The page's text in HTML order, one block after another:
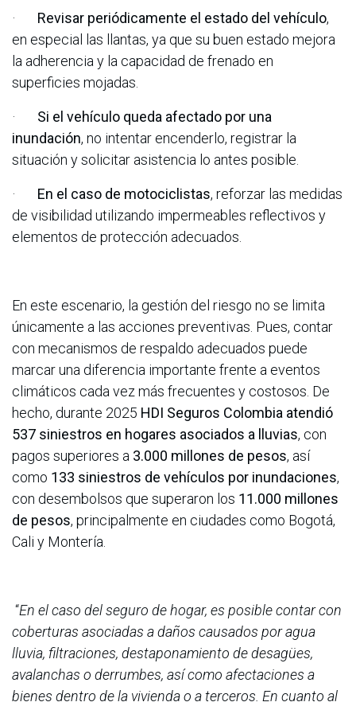
· Revisar periódicamente el estado del vehículo,
en especial las llantas, ya que su buen estado mejora
la adherencia y la capacidad de frenado en
superficies mojadas.
· Si el vehículo queda afectado por una
inundación, no intentar encenderlo, registrar la
situación y solicitar asistencia lo antes posible.
· En el caso de motociclistas, reforzar las medidas
de visibilidad utilizando impermeables reflectivos y
elementos de protección adecuados.
En este escenario, la gestión del riesgo no se limita
únicamente a las acciones preventivas. Pues, contar
con mecanismos de respaldo adecuados puede
marcar una diferencia importante frente a eventos
climáticos cada vez más frecuentes y costosos. De
hecho, durante 2025 HDI Seguros Colombia atendió
537 siniestros en hogares asociados a lluvias, con
pagos superiores a 3.000 millones de pesos, así
como 133 siniestros de vehículos por inundaciones,
con desembolsos que superaron los 11.000 millones
de pesos, principalmente en ciudades como Bogotá,
Cali y Montería.
“En el caso del seguro de hogar, es posible contar con
coberturas asociadas a daños causados por agua
lluvia, filtraciones, destaponamiento de desagües,
avalanchas o derrumbes, así como afectaciones a
bienes dentro de la vivienda o a terceros. En cuanto al